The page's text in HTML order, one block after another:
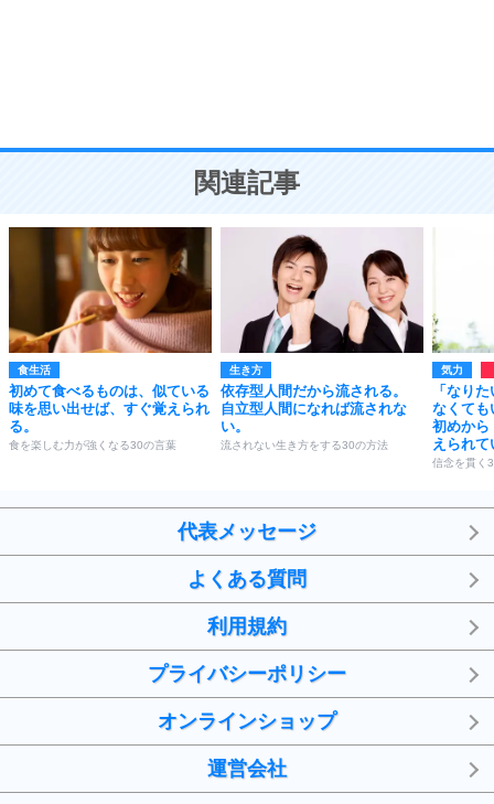
ことが大切。
関連記事
食生活
初めて食べるものは、似ている
味を思い出せば、すぐ覚えられ
る。
食を楽しむ力が強くなる30の言葉
生き方
依存型人間だから流される。
自立型人間になれば流されな
い。
流されない生き方をする30の方法
気力
「なり
なくても
初めから
えられて
信念を貫く
代表メッセージ
よくある質問
利用規約
プライバシーポリシー
オンラインショップ
運営会社